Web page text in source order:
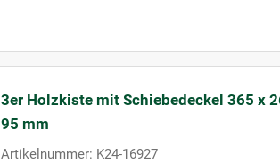
3er Holzkiste mit Schiebedeckel 365 x
95 mm
Artikelnummer: K24-16927